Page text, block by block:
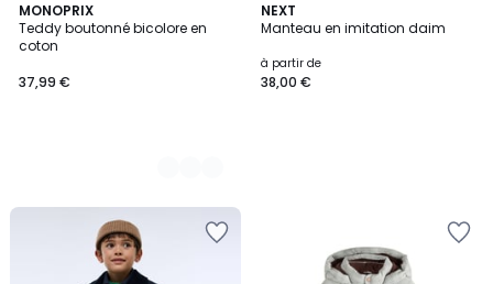
MONOPRIX
Teddy boutonné bicolore en
coton
37,99 €
2
Couleurs
NEXT
Manteau en imitation daim
à partir de
38,00 €